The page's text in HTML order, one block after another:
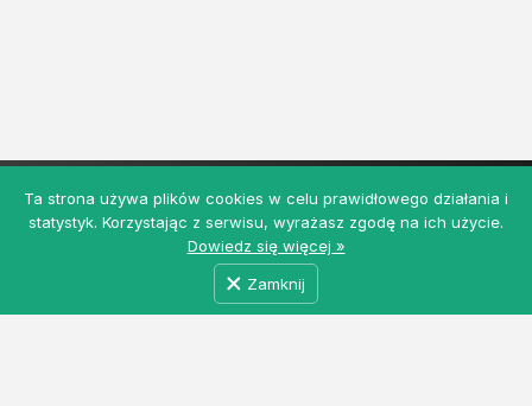
Ta strona używa plików cookies w celu prawidłowego działania i
statystyk. Korzystając z serwisu, wyrażasz zgodę na ich użycie.
Dowiedz się więcej »
Zamknij